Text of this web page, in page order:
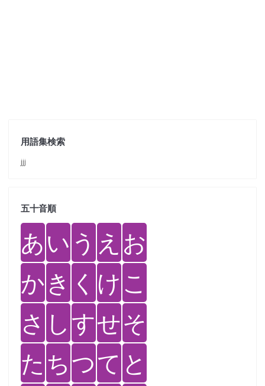
用語集検索
jjj
五十音順
あい う え お
かき く けこ
さ しすせそ
た ちつて と